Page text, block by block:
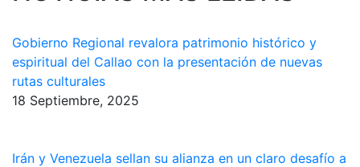
Gobierno Regional revalora patrimonio histórico y
espiritual del Callao con la presentación de nuevas
rutas culturales
18 Septiembre, 2025
Irán y Venezuela sellan su alianza en un claro desafío a